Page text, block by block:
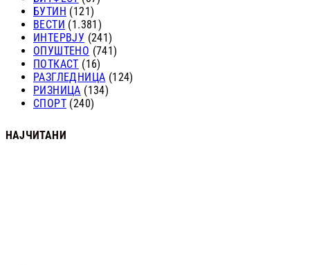
БУТИН (121)
ВЕСТИ (1.381)
ИНТЕРВЈУ (241)
ОПУШТЕНО (741)
ПОТКАСТ (16)
РАЗГЛЕДНИЦА (124)
РИЗНИЦА (134)
СПОРТ (240)
НАЈЧИТАНИ